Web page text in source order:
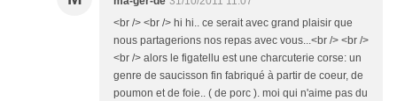
<br /> <br /> hi hi.. ce serait avec grand plaisir que
nous partagerions nos repas avec vous...<br /> <br />
<br /> alors le figatellu est une charcuterie corse: un
genre de saucisson fin fabriqué à partir de coeur, de
poumon et de foie.. ( de porc ). moi qui n'aime pas du